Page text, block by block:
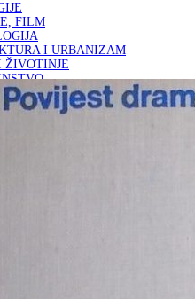
FILM
I URBANIZAM
ŽIVOTINJE
I LEKSIKONI
UMJETNOST